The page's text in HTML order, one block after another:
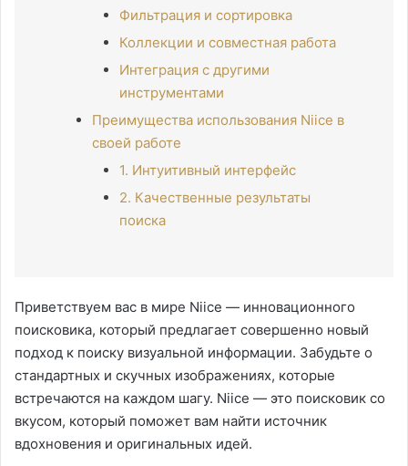
Фильтрация и сортировка
Коллекции и совместная работа
Интеграция с другими
инструментами
Преимущества использования Niice в
своей работе
1. Интуитивный интерфейс
2. Качественные результаты
поиска
Приветствуем вас в мире Niice — инновационного
поисковика, который предлагает совершенно новый
подход к поиску визуальной информации. Забудьте о
стандартных и скучных изображениях, которые
встречаются на каждом шагу. Niice — это поисковик со
вкусом, который поможет вам найти источник
вдохновения и оригинальных идей.